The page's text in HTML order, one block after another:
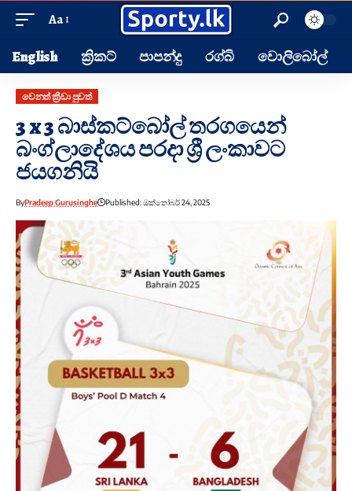
Aa
English ක්‍රිකට් පාපන්දු රග්බි වොලිබෝල්
වෙනත් ක්‍රීඩා පුවත්
3 x 3 බාස්කට්බෝල් තරගයෙන්
බංග්ලාදේශය පරදා ශ්‍රී ලංකාවට
ජයගනියි
ByPradeep Gurusinghe Published: ඔක්තෝබර් 24, 2025